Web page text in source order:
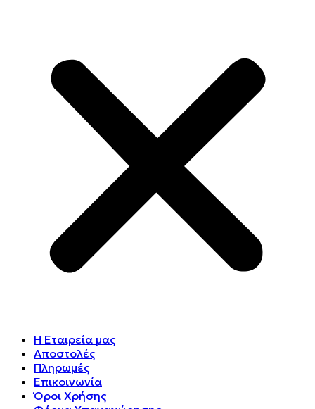
Η Εταιρεία μας
Αποστολές
Πληρωμές
Επικοινωνία
Όροι Χρήσης